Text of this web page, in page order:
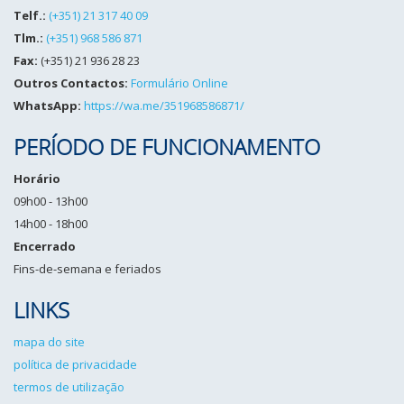
Telf.: (+351) 21 317 40 09
Tlm.: (+351) 968 586 871
Fax: (+351) 21 936 28 23
Outros Contactos: Formulário Online
WhatsApp: https://wa.me/351968586871/
PERÍODO DE FUNCIONAMENTO
Horário
09h00 - 13h00
14h00 - 18h00
Encerrado
Fins-de-semana e feriados
LINKS
mapa do site
política de privacidade
termos de utilização